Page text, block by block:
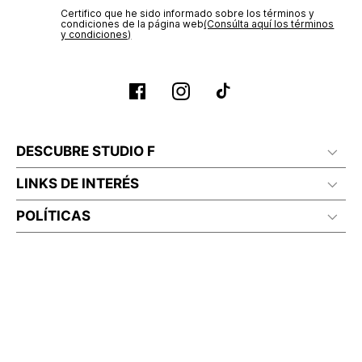
Certifico que he sido informado sobre los términos y
condiciones de la página web‎(Consúlta aquí los términos
y condiciones)
DESCUBRE STUDIO F
LINKS DE INTERÉS
POLÍTICAS